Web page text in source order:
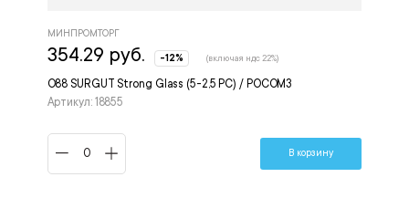
О88 SURGUT Strong Glass (5-2,5 РС) / РОСОМЗ
Артикул: 18855
МИНПРОМТОРГ
354.29 руб. -12% (включая ндс 22%)
В корзину